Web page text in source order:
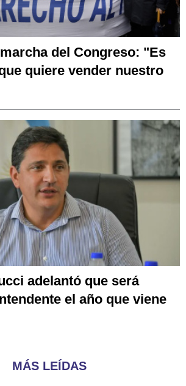
del Congreso: "Es
quiere vender nuestro
adelantó que será
el año que viene
MÁS LEÍDAS